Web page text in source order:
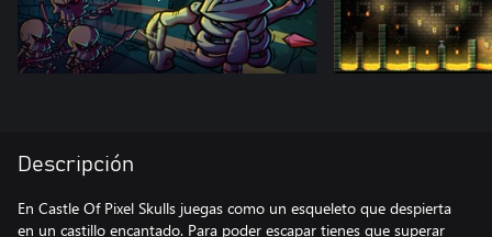
Descripción
En Castle Of Pixel Skulls juegas como un esqueleto que despierta
en un castillo encantado. Para poder escapar tienes que superar